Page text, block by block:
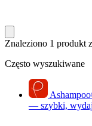
Znaleziono 1 produkt
Często wyszukiwane
Ashampoo
— szybki,